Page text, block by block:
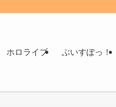
ホロライブ ぶいすぽっ！